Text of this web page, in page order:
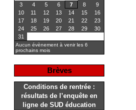
3
4 5 6 7 8
9
10
11 12 13 14 15
16
17
18 19 20 21 22
23
24
25 26 27 28 29
30
31
Aucun évènement à venir les 6
prochains mois
Brèves
Conditions de rentrée :
résultats de l’enquête en
ligne de SUD éducation